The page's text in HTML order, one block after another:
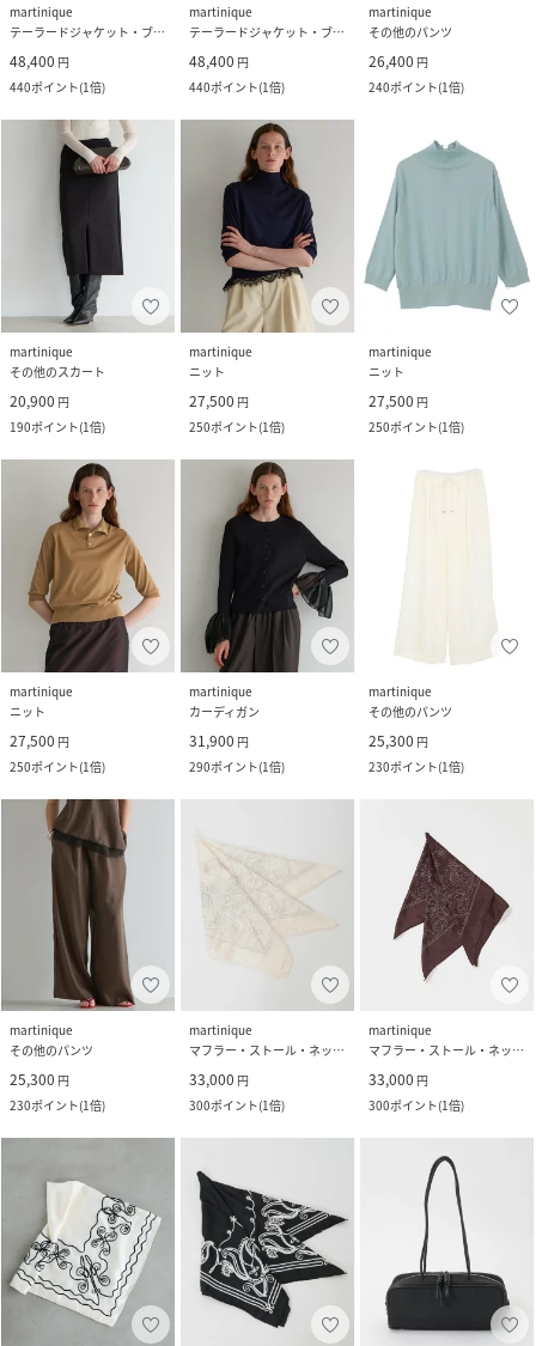
martinique
テーラードジャケット・ブレザー
48,400 円
440ポイント(1倍)
martinique
テーラードジャケット・ブレザー
48,400 円
440ポイント(1倍)
martinique
その他のパンツ
26,400 円
240ポイント(1倍)
martinique
その他のスカート
20,900 円
190ポイント(1倍)
martinique
ニット
27,500 円
250ポイント(1倍)
martinique
ニット
27,500 円
250ポイント(1倍)
martinique
ニット
27,500 円
250ポイント(1倍)
martinique
カーディガン
31,900 円
290ポイント(1倍)
martinique
その他のパンツ
25,300 円
230ポイント(1倍)
martinique
その他のパンツ
25,300 円
230ポイント(1倍)
martinique
マフラー・ストール・ネックウォーマー
33,000 円
300ポイント(1倍)
martinique
マフラー・ストール・ネックウォーマー
33,000 円
300ポイント(1倍)